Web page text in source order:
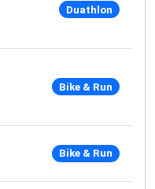
Duathlon
Bike & Run
Bike & Run